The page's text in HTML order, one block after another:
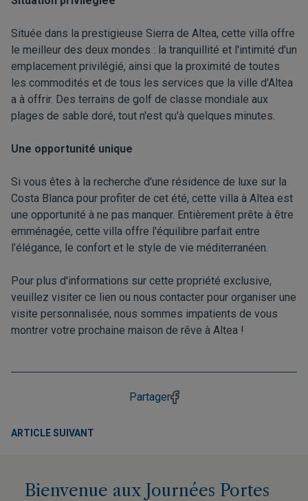
Située dans la prestigieuse Sierra de Altea, cette villa offre
le meilleur des deux mondes : la tranquillité et l'intimité d'un
emplacement privilégié, ainsi que la proximité de toutes
les commodités et de tous les services que la ville d'Altea
a à offrir. Des terrains de golf de classe mondiale aux
plages de sable doré, tout n'est qu'à quelques minutes.
Une opportunité unique
Si vous êtes à la recherche d'une résidence de luxe sur la
Costa Blanca pour profiter de cet été, cette villa à Altea est
une opportunité à ne pas manquer. Entièrement prête à être
emménagée, cette villa offre l'équilibre parfait entre
l'élégance, le confort et le style de vie méditerranéen.
Pour plus d'informations sur cette propriété exclusive,
veuillez visiter ce lien ou nous contacter pour organiser une
visite personnalisée, nous sommes impatients de vous
montrer votre prochaine maison de rêve à Altea !
Partager
ARTICLE SUIVANT
Bienvenue aux Journées Portes